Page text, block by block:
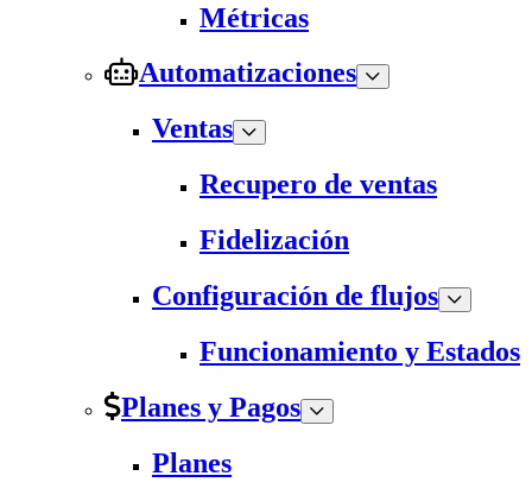
Métricas
Automatizaciones
Ventas
Recupero de ventas
Fidelización
Configuración de flujos
Funcionamiento y Estados
Planes y Pagos
Planes